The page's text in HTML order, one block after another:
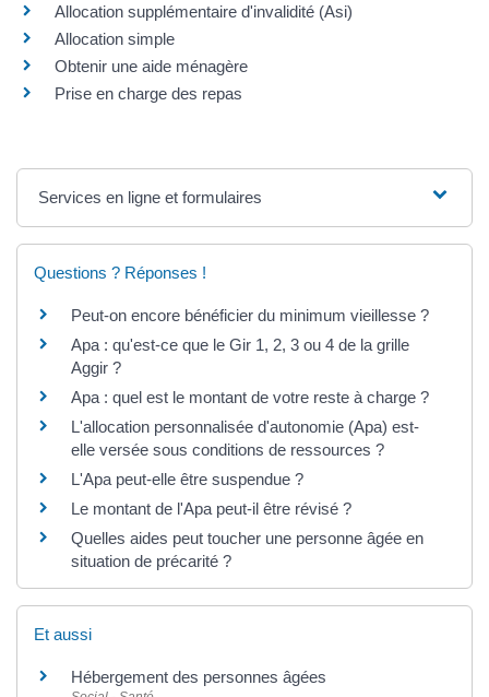
Allocation supplémentaire d'invalidité (Asi)
Allocation simple
Obtenir une aide ménagère
Prise en charge des repas
Services en ligne et formulaires
Questions ? Réponses !
Peut-on encore bénéficier du minimum vieillesse ?
Apa : qu'est-ce que le Gir 1, 2, 3 ou 4 de la grille
Aggir ?
Apa : quel est le montant de votre reste à charge ?
L'allocation personnalisée d'autonomie (Apa) est-
elle versée sous conditions de ressources ?
L'Apa peut-elle être suspendue ?
Le montant de l'Apa peut-il être révisé ?
Quelles aides peut toucher une personne âgée en
situation de précarité ?
Et aussi
Hébergement des personnes âgées